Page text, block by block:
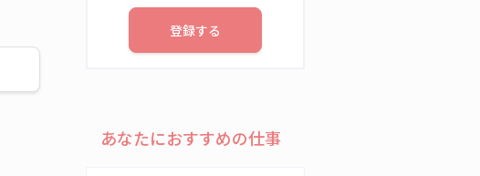
登録する
あなたにおすすめの仕事